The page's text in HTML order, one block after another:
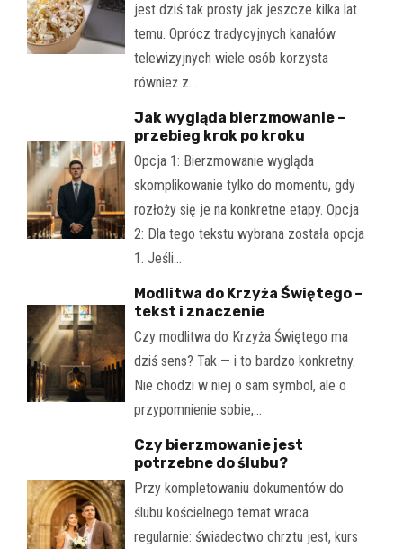
jest dziś tak prosty jak jeszcze kilka lat
temu. Oprócz tradycyjnych kanałów
telewizyjnych wiele osób korzysta
również z…
Jak wygląda bierzmowanie –
przebieg krok po kroku
Opcja 1: Bierzmowanie wygląda
skomplikowanie tylko do momentu, gdy
rozłoży się je na konkretne etapy. Opcja
2: Dla tego tekstu wybrana została opcja
1. Jeśli…
Modlitwa do Krzyża Świętego –
tekst i znaczenie
Czy modlitwa do Krzyża Świętego ma
dziś sens? Tak — i to bardzo konkretny.
Nie chodzi w niej o sam symbol, ale o
przypomnienie sobie,…
Czy bierzmowanie jest
potrzebne do ślubu?
Przy kompletowaniu dokumentów do
ślubu kościelnego temat wraca
regularnie: świadectwo chrztu jest, kurs